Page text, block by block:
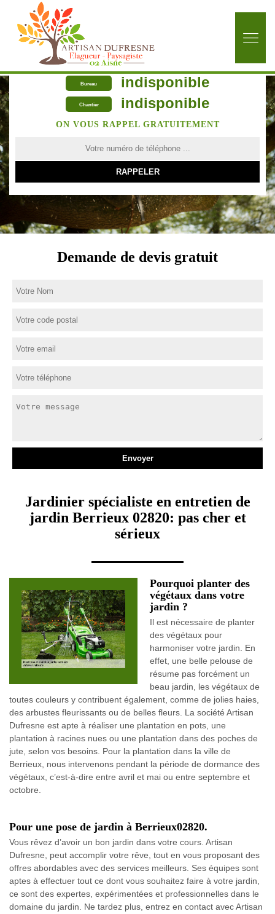
Bureau indisponible
Chantier indisponible
ON VOUS RAPPEL GRATUITEMENT
Demande de devis gratuit
Jardinier spécialiste en entretien de
jardin Berrieux 02820: pas cher et
sérieux
Pourquoi planter des
végétaux dans votre
jardin ?
Il est nécessaire de planter
des végétaux pour
harmoniser votre jardin. En
effet, une belle pelouse de
résume pas forcément un
beau jardin, les végétaux de
toutes couleurs y contribuent également, comme de jolies haies,
des arbustes fleurissants ou de belles fleurs. La société Artisan
Dufresne est apte à réaliser une plantation en pots, une
plantation à racines nues ou une plantation dans des poches de
jute, selon vos besoins. Pour la plantation dans la ville de
Berrieux, nous intervenons pendant la période de dormance des
végétaux, c’est-à-dire entre avril et mai ou entre septembre et
octobre.
Pour une pose de jardin à Berrieux02820.
Vous rêvez d’avoir un bon jardin dans votre cours. Artisan
Dufresne, peut accomplir votre rêve, tout en vous proposant des
offres abordables avec des services meilleurs. Ses équipes sont
aptes à effectuer tout ce dont vous souhaitez faire à votre jardin,
ce sont des expertes, expérimentées et professionnelles dans le
domaine du jardin. Ne tardez plus, entrez en contact avec Artisan